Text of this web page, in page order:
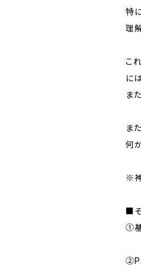
特
理
こ
に
ま
ま
何
※
■
①基